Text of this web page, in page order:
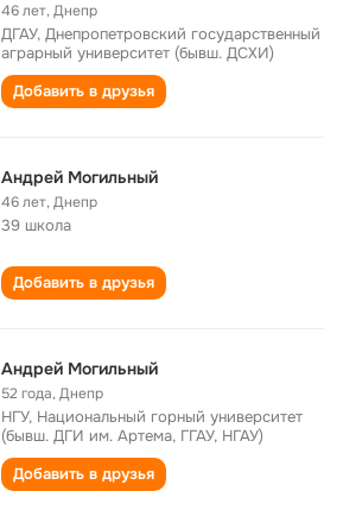
46 лет,Днепр
ДГАУ, Днепропетровский государственный
аграрный университет (бывш. ДСХИ)
Добавить в друзья
Андрей Могильный
46 лет,Днепр
39 школа
Добавить в друзья
Андрей Могильный
52 года,Днепр
НГУ, Национальный горный университет
(бывш. ДГИ им. Артема, ГГАУ, НГАУ)
Добавить в друзья